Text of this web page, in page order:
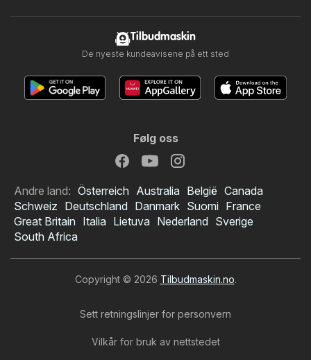
Tilbudmaskin
De nyeste kundeavisene på ett sted
Følg oss
Andre land: Österreich Australia België Canada
Schweiz Deutschland Danmark Suomi France
Great Britain Italia Lietuva Nederland Sverige
South Africa
Copyright © 2026 Tilbudmaskin.no.
Sett retningslinjer for personvern
Vilkår for bruk av nettstedet